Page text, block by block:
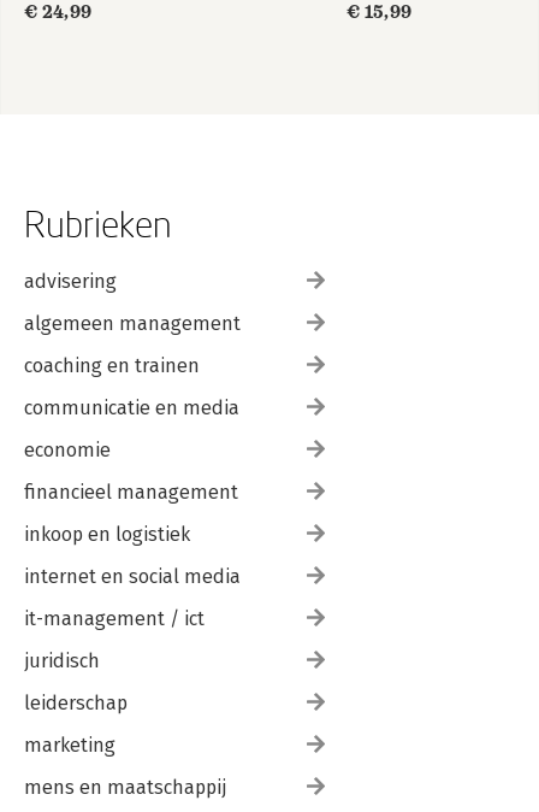
€ 24,99
€ 15,99
Rubrieken
advisering
algemeen management
coaching en trainen
communicatie en media
economie
financieel management
inkoop en logistiek
internet en social media
it-management / ict
juridisch
leiderschap
marketing
mens en maatschappij